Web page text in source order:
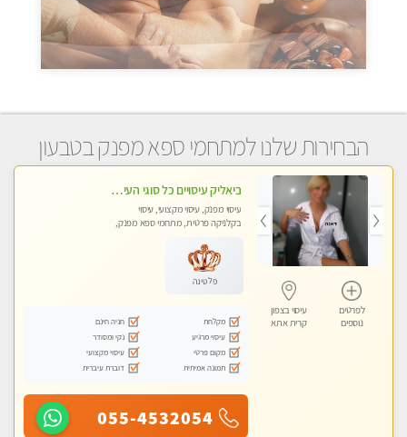
הבחירות שלנו למתחמי ספא מפנק בטבעון
לפרטים
נוספים
עיסוי בצפון
קרית אתא
ביאליק עיסויים כל סוגי העיסויים מעסה מקצועית ואיכותית פרטי!!!מומלץ לחלוטין!!
עיסוי מפנק, עיסוי מקצועי, עיסוי
בקלניקה פרטית, מתחמי ספא מפנק,
פלטינה
מקלחת
חניה חינם
עיסוי מרגיע
נקי ומסודר
מקום פרטי
עיסוי מקצועי
תמונה אמיתית
דוברת עיברית
055-4532054